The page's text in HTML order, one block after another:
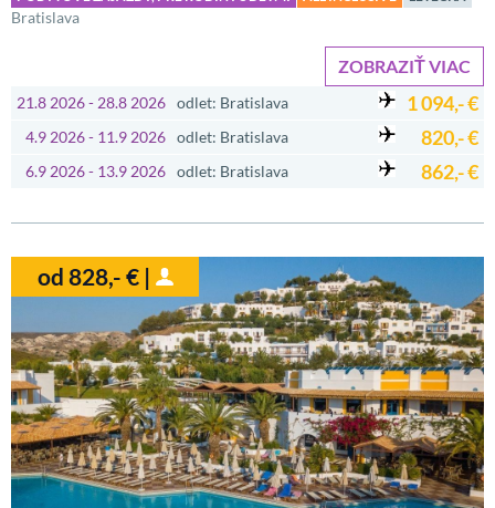
Bratislava
ZOBRAZIŤ VIAC
21.8 2026 - 28.8 2026 odlet: Bratislava 1 094,- €
4.9 2026 - 11.9 2026 odlet: Bratislava 820,- €
6.9 2026 - 13.9 2026 odlet: Bratislava 862,- €
od 828,- € |